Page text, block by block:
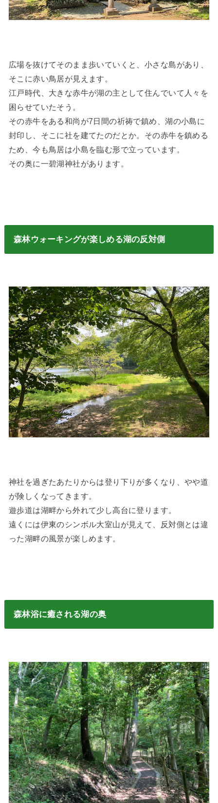
広場を抜けてそのまま歩いていくと、小さな島があり、
そこに赤い鳥居が見えます。
江戸時代、大きな赤牛が湖の主として住んでいて人々を
困らせていたそう。
その赤牛をある和尚が7日間の祈祷で鎮め、湖の小島に
封印し、そこに社を建てたのだとか。その赤牛を鎮める
ため、今も鳥居は小島を臨む形で立っています。
その奥に一碧湖神社があります。
森林ウォーキングが楽しめる湖の反対側
神社を過ぎたあたりからは登り下りが多くなり、やや道
が険しくなってきます。
遊歩道は湖畔から外れて少し高台に登ります。
遠くには伊東のシンボル大室山が見えて、反対側とは違
った湖畔の風景が楽しめます。
森林浴に癒される湖の奥